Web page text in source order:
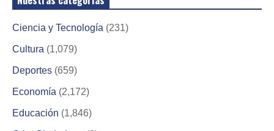
Ciencia y Tecnología (231)
Cultura (1,079)
Deportes (659)
Economía (2,172)
Educación (1,846)